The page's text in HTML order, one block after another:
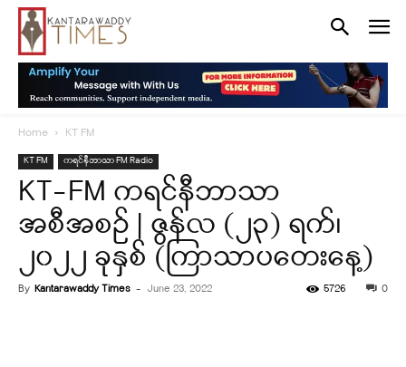
Home KT FM
KT FM ကရင်နီဘာသာ FM Radio
KT-FM ကရင်နီဘာသာ
အစီအစဉ် | ဇွန်လ (၂၃) ရက်၊
၂၀၂၂ ခုနှစ် (ကြာသာပတေးနေ့)
By Kantarawaddy Times - June 23, 2022 0
5726